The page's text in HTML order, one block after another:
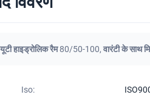
हाइड्रोलिक रैम 80/50-100, वारंटी के साथ
Iso: